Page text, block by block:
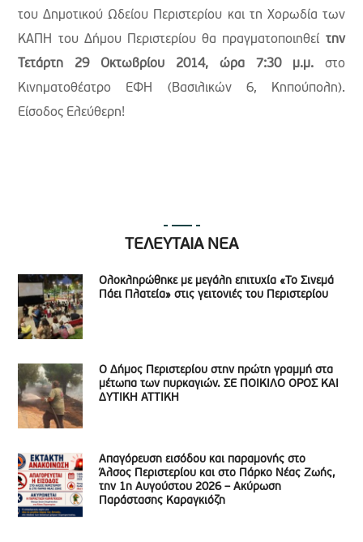
του Δημοτικού Ωδείου Περιστερίου και τη Χορωδία των
ΚΑΠΗ του Δήμου Περιστερίου θα πραγματοποιηθεί την
Τετάρτη 29 Οκτωβρίου 2014, ώρα 7:30 μ.μ.στο
Κινηματοθέατρο ΕΦΗ (Βασιλικών 6, Κηπούπολη).
Είσοδος Ελεύθερη!
ΤΕΛΕΥΤΑΙΑ ΝΕΑ
Ολοκληρώθηκε με μεγάλη επιτυχία «Το Σινεμά
Πάει Πλατεία» στις γειτονιές του Περιστερίου
Ο Δήμος Περιστερίου στην πρώτη γραμμή στα
μέτωπα των πυρκαγιών. ΣΕ ΠΟΙΚΙΛΟ ΟΡΟΣ ΚΑΙ
ΔΥΤΙΚΗ ΑΤΤΙΚΗ
Απαγόρευση εισόδου και παραμονής στο
Άλσος Περιστερίου και στο Πάρκο Νέας Ζωής,
την 1η Αυγούστου 2026 – Ακύρωση
Παράστασης Καραγκιόζη